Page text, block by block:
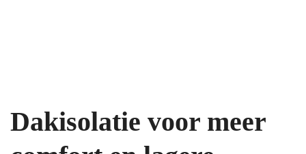
Dakisolatie voor meer